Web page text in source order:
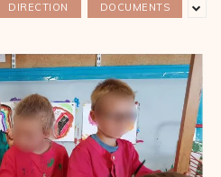
DIRECTION DOCUMENTS